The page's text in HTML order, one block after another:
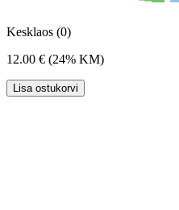
Kesklaos (0)
12.00 € (24% KM)
Lisa ostukorvi